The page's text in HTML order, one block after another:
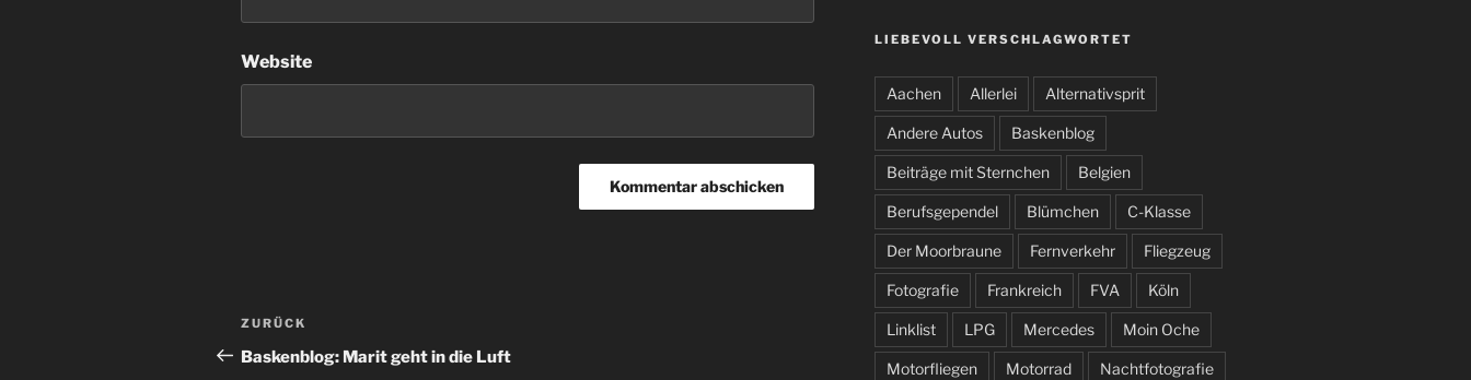
Website
Beitragsnavigation
Vorheriger
Beitrag
ZURÜCK
Baskenblog: Marit geht in die Luft
LIEBEVOLL VERSCHLAGWORTET
Aachen Allerlei Alternativsprit
Andere Autos Baskenblog
Beiträge mit Sternchen Belgien
Berufsgependel Blümchen C-Klasse
Der Moorbraune Fernverkehr Fliegzeug
Fotografie Frankreich FVA Köln
Linklist LPG Mercedes Moin Oche
Motorfliegen Motorrad Nachtfotografie